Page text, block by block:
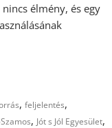
élmény, és egy
,feljelentés,
, Jót s Jól Egyesület,